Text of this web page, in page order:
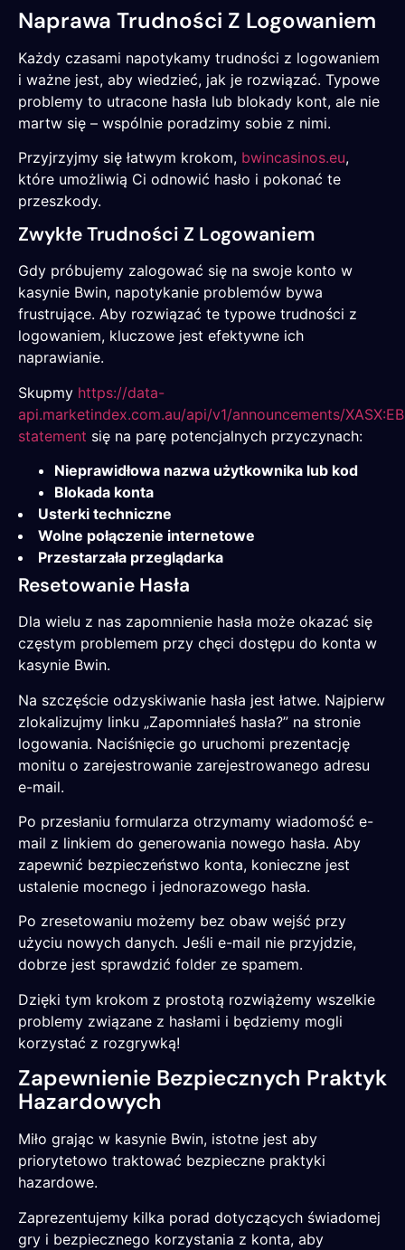
Naprawa Trudności Z Logowaniem
Każdy czasami napotykamy trudności z logowaniem
i ważne jest, aby wiedzieć, jak je rozwiązać. Typowe
problemy to utracone hasła lub blokady kont, ale nie
martw się – wspólnie poradzimy sobie z nimi.
Przyjrzyjmy się łatwym krokom, bwincasinos.eu,
które umożliwią Ci odnowić hasło i pokonać te
przeszkody.
Zwykłe Trudności Z Logowaniem
Gdy próbujemy zalogować się na swoje konto w
kasynie Bwin, napotykanie problemów bywa
frustrujące. Aby rozwiązać te typowe trudności z
logowaniem, kluczowe jest efektywne ich
naprawianie.
Skupmy https://data-
api.marketindex.com.au/api/v1/announcements/
statement się na parę potencjalnych przyczynach:
Nieprawidłowa nazwa użytkownika lub kod
Blokada konta
Usterki techniczne
Wolne połączenie internetowe
Przestarzała przeglądarka
Resetowanie Hasła
Dla wielu z nas zapomnienie hasła może okazać się
częstym problemem przy chęci dostępu do konta w
kasynie Bwin.
Na szczęście odzyskiwanie hasła jest łatwe. Najpierw
zlokalizujmy linku „Zapomniałeś hasła?” na stronie
logowania. Naciśnięcie go uruchomi prezentację
monitu o zarejestrowanie zarejestrowanego adresu
e-mail.
Po przesłaniu formularza otrzymamy wiadomość e-
mail z linkiem do generowania nowego hasła. Aby
zapewnić bezpieczeństwo konta, konieczne jest
ustalenie mocnego i jednorazowego hasła.
Po zresetowaniu możemy bez obaw wejść przy
użyciu nowych danych. Jeśli e-mail nie przyjdzie,
dobrze jest sprawdzić folder ze spamem.
Dzięki tym krokom z prostotą rozwiążemy wszelkie
problemy związane z hasłami i będziemy mogli
korzystać z rozgrywką!
Zapewnienie Bezpiecznych Praktyk
Hazardowych
Miło grając w kasynie Bwin, istotne jest aby
priorytetowo traktować bezpieczne praktyki
hazardowe.
Zaprezentujemy kilka porad dotyczących świadomej
gry i bezpiecznego korzystania z konta, aby